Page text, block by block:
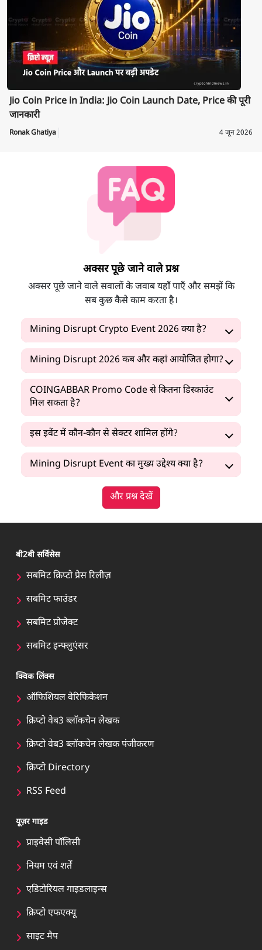
Jio Coin Price in India: Jio Coin Launch Date, Price की पूरी
जानकारी
Ronak Ghatiya 4 जून 2026
अक्सर पूछे जाने वाले प्रश्न
अक्सर पूछे जाने वाले सवालों के जवाब यहाँ पाएँ और समझें कि
सब कुछ कैसे काम करता है।
Mining Disrupt Crypto Event 2026 क्या है?
Mining Disrupt 2026 कब और कहां आयोजित होगा?
COINGABBAR Promo Code से कितना डिस्काउंट
मिल सकता है?
इस इवेंट में कौन-कौन से सेक्टर शामिल होंगे?
Mining Disrupt Event का मुख्य उद्देश्य क्या है?
और प्रश्न देखें
बी2बी सर्विसेस
सबमिट क्रिप्टो प्रेस रिलीज़
सबमिट फाउंडर
सबमिट प्रोजेक्ट
सबमिट इन्फ्लुएंसर
क्विक लिंक्स
ऑफिशियल वेरिफिकेशन
क्रिप्टो वेब3 ब्लॉकचेन लेखक
क्रिप्टो वेब3 ब्लॉकचेन लेखक पंजीकरण
क्रिप्टो Directory
RSS Feed
यूज़र गाइड
प्राइवेसी पॉलिसी
नियम एवं शर्तें
एडिटोरियल गाइडलाइन्स
क्रिप्टो एफएक्यू
साइट मैप